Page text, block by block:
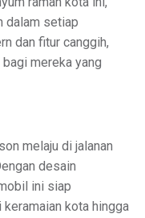
dalam setiap
dan fitur canggih,
mereka yang
melaju di jalanan
desain
ini siap
keramaian kota hingga